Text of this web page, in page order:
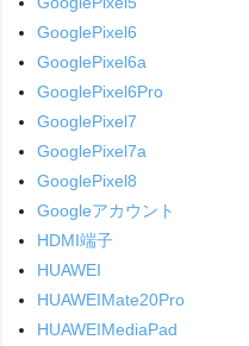
GooglePixel6
GooglePixel6a
GooglePixel6Pro
GooglePixel7
GooglePixel7a
GooglePixel8
Googleアカウント
HDMI端子
HUAWEI
HUAWEIMate20Pro
HUAWEIMediaPad